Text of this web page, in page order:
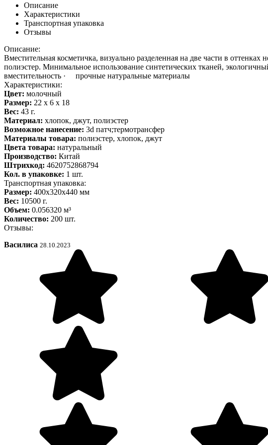
Описание
Характеристики
Транспортная упаковка
Отзывы
Описание:
Вместительная косметичка, визуально разделенная на две части в
полиэстер. Минимальное использование синтетических тканей,
вместительность · прочные натуральные материалы
Характеристики:
Цвет: молочный
Размер: 22 х 6 х 18
Вес: 43 г.
Материал: хлопок, джут, полиэстер
Возможное нанесение: 3d патч;термотрансфер
Материалы товара: полиэстер, хлопок, джут
Цвета товара: натуральный
Производство: Китай
Штрихкод: 4620752868794
Кол. в упаковке: 1 шт.
Транспортная упаковка:
Размер: 400x320x440 мм
Вес: 10500 г.
Объем: 0.056320 м³
Количество: 200 шт.
Отзывы:
Василиса 28.10.2023